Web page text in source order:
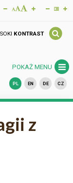
KONTRAST
POKAŻ MENU
PL EN DE CZ
z